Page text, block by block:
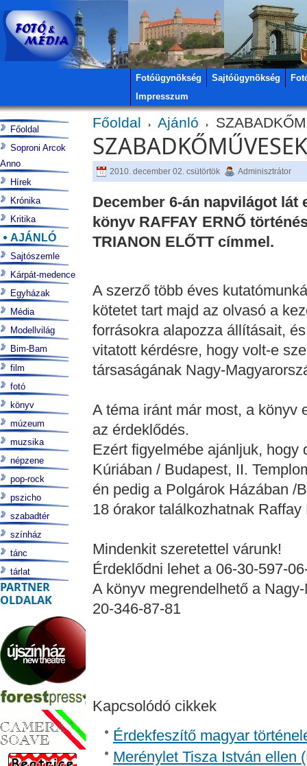
Fotóügynökség Sajtóügynökség
Impresszum
Főoldal Ajánló
2010. december 02. csütörtök Adminisztrátor
December 6-án napvilágot
könyv RAFFAY ERNŐ
TRIANON ELŐTT címmel.
A szerző több éves
kötetet tart majd az olvasó a
forrásokra alapozza állításait,
vitatott kérdésre, hogy volt-e
társaságának Nagy-
A téma iránt már most, a könyv
az érdeklődés.
Ezért figyelmébe ajánljuk, hogy
Kúriában / Budapest, II.
én pedig a Polgárok Házában /
18 órakor találkozhatnak
Mindenkit szeretettel várunk!
Érdeklődni lehet a 06-30-597-
A könyv megrendelhető a
20-346-87-81
Kapcsolódó cikkek
Érdekfeszítő magyar
Merénylet Tisza István ellen
Főoldal
Soproni Arcok
Anno
Hírek
Krónika
Kritika
AJÁNLÓ
Sajtószemle
Kárpát-medence
Egyházak
Média
Modellvilág
Bim-Bam
film
fotó
könyv
múzeum
muzsika
népzene
pop-rock
pszicho
szabadtér
színház
tánc
tárlat
PARTNER
OLDALAK